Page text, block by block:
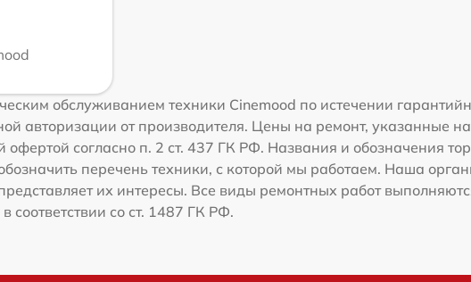
обслуживанием техники Cinemood по истечении
авторизации от производителя. Цены на ремонт, указанные
офертой согласно п. 2 ст. 437 ГК РФ. Названия и обозначения
перечень техники, с которой мы работаем. Наша
их интересы. Все виды ремонтных работ
соответствии со ст. 1487 ГК РФ.